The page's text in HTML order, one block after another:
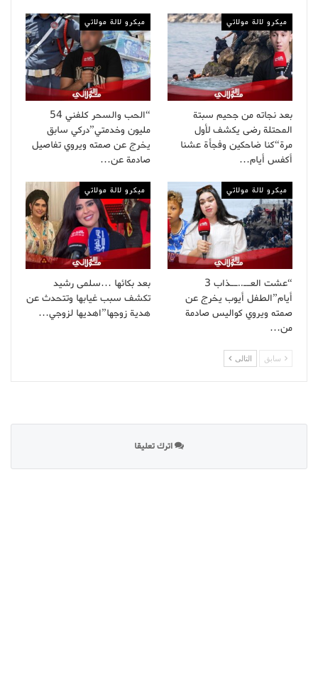
ميكرو لالة مولاتي
بعد نجاته من جحيم سبتة
المحتلة رضى يكشف لأول
مرة“كنا ضاحكين وفجأة عشنا
أكفس أيام…
ميكرو لالة مولاتي
“الحب والسحر كلفني 54
مليون وخدمتي”دركي سابق
يخرج عن صمته ويروي تفاصيل
صادمة عن…
ميكرو لالة مولاتي
“عشت العــ..ــذاب 3
أيام”الطفل أيوب يخرج عن
صمته ويروي كواليس صادمة
من…
ميكرو لالة مولاتي
بعد بكائها …سلمى رشيد
تكشف سبب غيابها وتتحدث عن
هدية زوجها”اهديها لزوجي…
سابق التالى
اترك تعليقا